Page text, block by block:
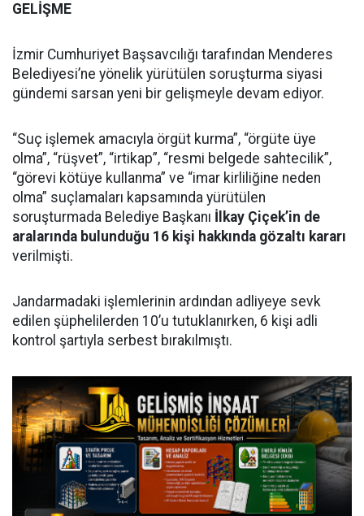
GELİŞME
İzmir Cumhuriyet Başsavcılığı tarafından Menderes
Belediyesi’ne yönelik yürütülen soruşturma siyasi
gündemi sarsan yeni bir gelişmeyle devam ediyor.
“Suç işlemek amacıyla örgüt kurma”, “örgüte üye
olma”, “rüşvet”, “irtikap”, “resmi belgede sahtecilik”,
“görevi kötüye kullanma” ve “imar kirliliğine neden
olma” suçlamaları kapsamında yürütülen
soruşturmada Belediye Başkanı İlkay Çiçek’in de
aralarında bulunduğu 16 kişi hakkında gözaltı kararı
verilmişti.
Jandarmadaki işlemlerinin ardından adliyeye sevk
edilen şüphelilerden 10’u tutuklanırken, 6 kişi adli
kontrol şartıyla serbest bırakılmıştı.